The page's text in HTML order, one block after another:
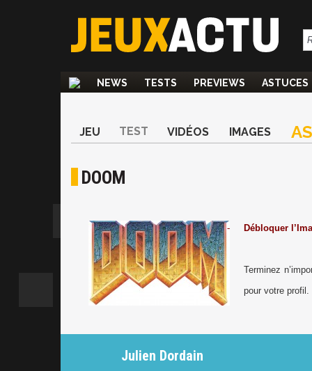
NEWS TESTS PREVIEWS ASTUCES
JEU TEST VIDÉOS IMAGES
DOOM
- Débloquer
Terminez
pour votre profil.
Julien Dordain